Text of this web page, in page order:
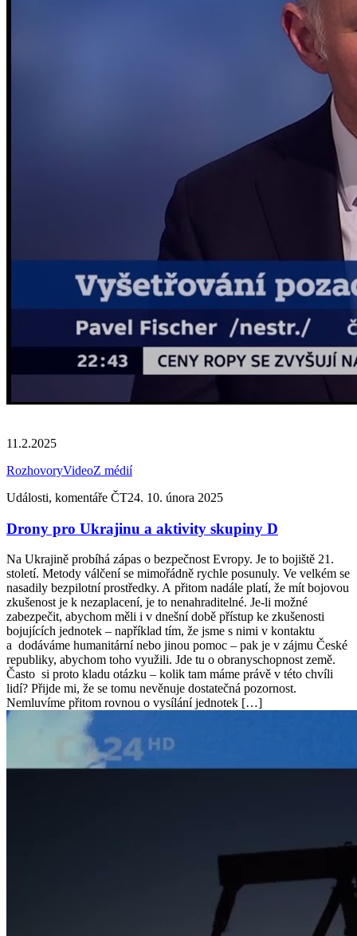
11.2.2025
RozhovoryVideoZ médií
Události, komentáře ČT24. 10. února 2025
Drony pro Ukrajinu a aktivity skupiny D
Na Ukrajině probíhá zápas o bezpečnost Evropy. Je to bojiště 21.
století. Metody válčení se mimořádně rychle posunuly. Ve velkém se
nasadily bezpilotní prostředky. A přitom nadále platí, že mít bojovou
zkušenost je k nezaplacení, je to nenahraditelné. Je-li možné
zabezpečit, abychom měli i v dnešní době přístup ke zkušenosti
bojujících jednotek – například tím, že jsme s nimi v kontaktu
a dodáváme humanitární nebo jinou pomoc – pak je v zájmu České
republiky, abychom toho využili. Jde tu o obranyschopnost země.
Často si proto kladu otázku – kolik tam máme právě v této chvíli
lidí? Přijde mi, že se tomu nevěnuje dostatečná pozornost.
Nemluvíme přitom rovnou o vysílání jednotek […]